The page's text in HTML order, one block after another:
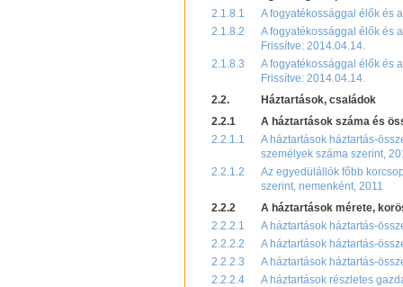
2.1.8.1
A fogyatékossággal élők és
2.1.8.2
A fogyatékossággal élők és
Frissítve: 2014.04.14.
2.1.8.3
A fogyatékossággal élők és
Frissítve: 2014.04.14.
2.2.
Háztartások, családok
2.2.1
A háztartások száma és
2.2.1.1
A háztartások háztartás-
személyek száma szerint,
2.2.1.2
Az egyedülállók főbb
szerint, nemenként, 2011
2.2.2
A háztartások mérete,
2.2.2.1
A háztartások háztartás-
2.2.2.2
A háztartások háztartás-
2.2.2.3
A háztartások háztartás-
2.2.2.4
A háztartások részletes